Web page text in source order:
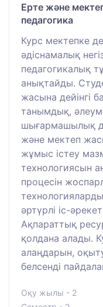
Ерте және
педагогика
Курс мектепке
әдіснамалық
педагогикалық
анықтайды.
жасына дейінгі
танымдық,
шығармашылық
және мектеп
жұмыс істеу
технологиясын
процесін
әртүрлі іс-
Ақпараттық
қолдана алады.
алаңдарын,
белсенді
Оқу жылы - 2